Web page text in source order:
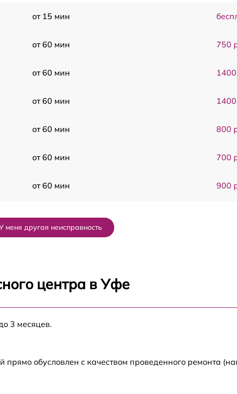
от 15 мин
от 60 мин 750
от 60 мин
от 60 мин
от 60 мин 800
от 60 мин 700
от 60 мин 900
от 60 мин
меня другая неисправность
центра в Уфе
3 месяцев.
обусловлен с качеством проведенного ремонта